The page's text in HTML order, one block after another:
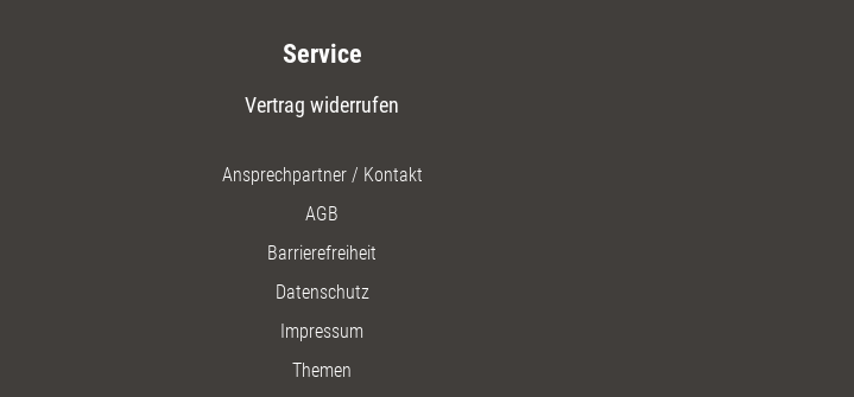
Service
Vertrag widerrufen
Ansprechpartner / Kontakt
AGB
Barrierefreiheit
Datenschutz
Impressum
Themen